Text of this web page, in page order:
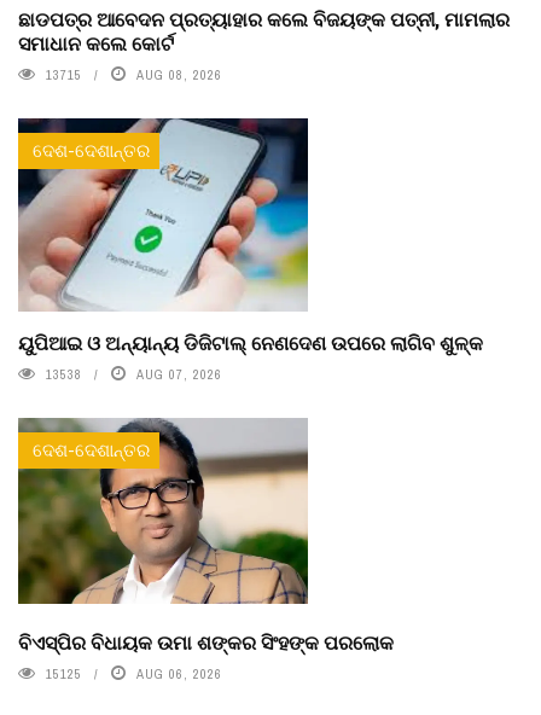
ଛାଡପତ୍ର ଆବେଦନ ପ୍ରତ୍ୟାହାର କଲେ ବିଜୟଙ୍କ ପତ୍ନୀ, ମାମଲାର
ସମାଧାନ କଲେ କୋର୍ଟ
13715 AUG 08, 2026
ଦେଶ-ଦେଶାନ୍ତର
ୟୁପିଆଇ ଓ ଅନ୍ୟାନ୍ୟ ଡିଜିଟାଲ୍ ନେଣଦେଣ ଉପରେ ଲାଗିବ ଶୁଳ୍କ
13538 AUG 07, 2026
ଦେଶ-ଦେଶାନ୍ତର
ବିଏସ୍‌ପିର ବିଧାୟକ ଉମା ଶଙ୍କର ସିଂହଙ୍କ ପରଲୋକ
15125 AUG 06, 2026